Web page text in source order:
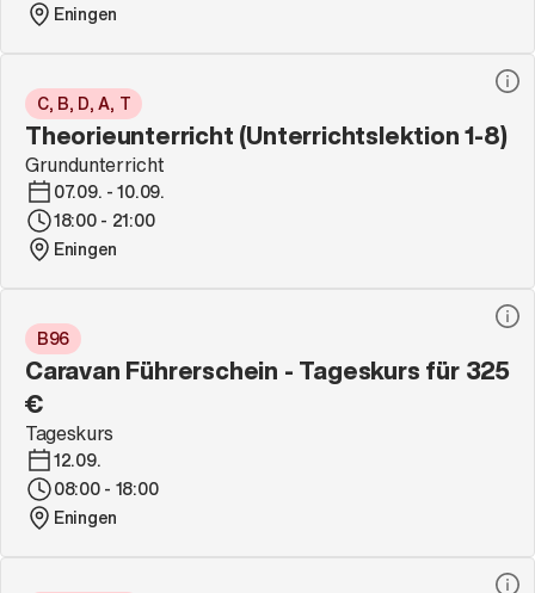
Eningen
C, B, D, A, T
Theorieunterricht (Unterrichtslektion 1-8)
Grundunterricht
07.09. - 10.09.
18:00 - 21:00
Eningen
B96
Caravan Führerschein - Tageskurs für 325
€
Tageskurs
12.09.
08:00 - 18:00
Eningen